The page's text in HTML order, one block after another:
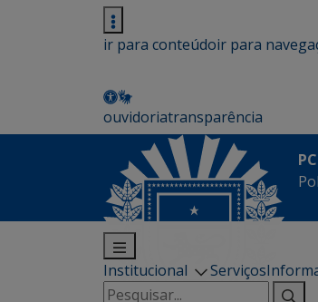
ir para conteúdoir para
ouvidoriatransparência
Institucional Serviços
Pesquisar